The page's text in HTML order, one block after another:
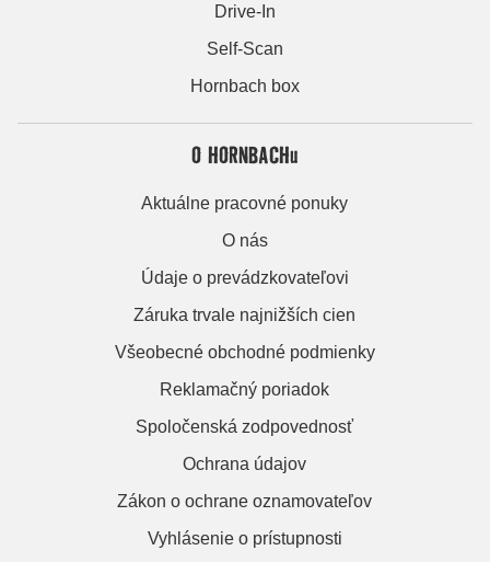
Drive-In
Self-Scan
Hornbach box
O HORNBACHu
Aktuálne pracovné ponuky
O nás
Údaje o prevádzkovateľovi
Záruka trvale najnižších cien
Všeobecné obchodné podmienky
Reklamačný poriadok
Spoločenská zodpovednosť
Ochrana údajov
Zákon o ochrane oznamovateľov
Vyhlásenie o prístupnosti